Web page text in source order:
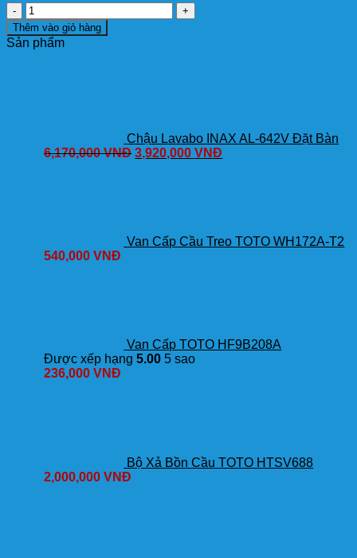
Sen
Cây
TOTO
DM907CS/TBG04302VA/TBW03002B
Thêm vào giỏ hàng
Sản phẩm
Chậu Lavabo INAX AL-642V Đặt Bàn
6,170,000VNĐ 3,920,000VNĐ
Van Cấp Cầu Treo TOTO WH172A-T2
540,000VNĐ
Van Cấp TOTO HF9B208A
Được xếp hạng5.00 5 sao
236,000VNĐ
Bộ Xả Bồn Cầu TOTO HTSV688
2,000,000VNĐ